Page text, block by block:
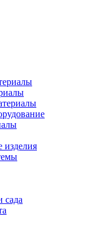
изделия
сада